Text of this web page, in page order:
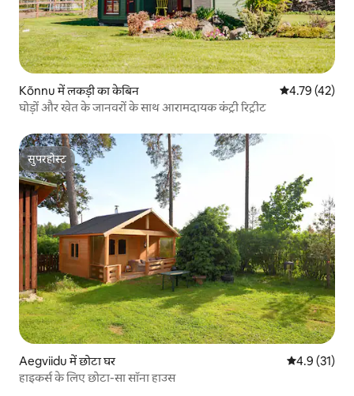
Kõnnu में लकड़ी का केबिन औसत रेटिंग 5 में
4.79 (42)
घोड़ों और खेत के जानवरों के साथ आरामदायक कंट्री रिट्रीट
सुपरहोस्ट
सुपरहोस्ट
Aegviidu में छोटा घर औसत रेटिंग 5
4.9 (31)
हाइकर्स के लिए छोटा-सा सॉना हाउस